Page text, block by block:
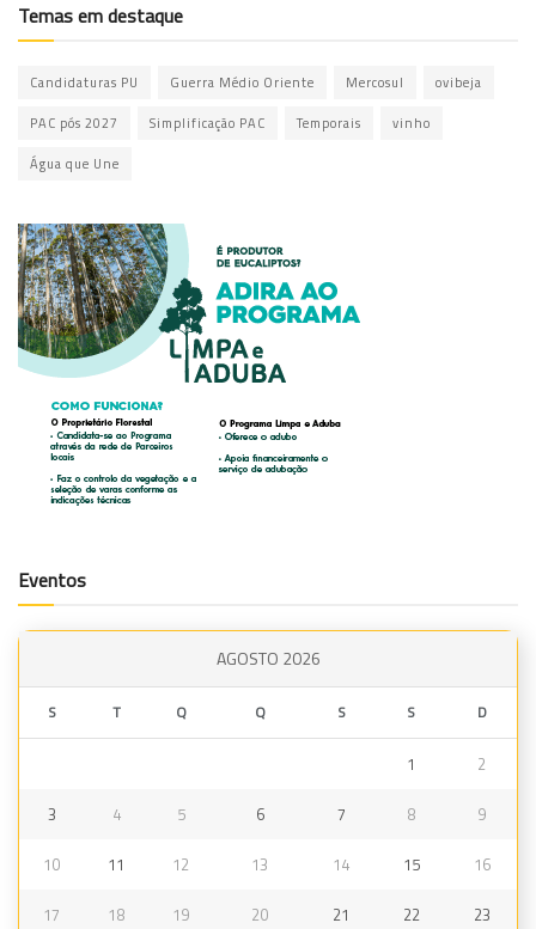
Temas em destaque
Candidaturas PU Guerra Médio Oriente Mercosul ovibeja
PAC pós 2027 Simplificação PAC Temporais vinho
Água que Une
Eventos
AGOSTO 2026
S T Q Q S S D
1 2
3 4 5 6 7 8 9
10 11 12 13 14 15 16
17 18 19 20 21 22 23